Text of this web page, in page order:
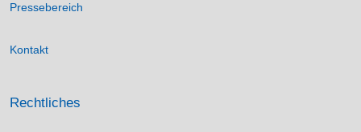
Pressebereich
Kontakt
Rechtliches